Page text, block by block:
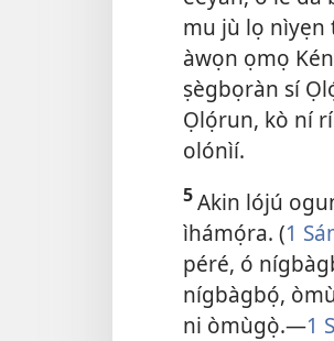
mu jù lọ nìyẹn
àwọn ọmọ
ṣègbọràn sí
Ọlọ́run, kò ní
olónìí.
5Akin lójú
ìhámọ́ra. (1
péré, ó
nígbàgbọ́,
ni òmùgọ̀.​—1